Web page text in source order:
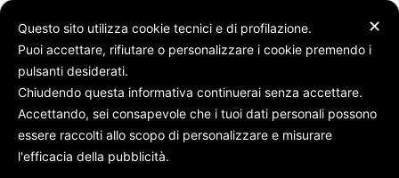
Teatro del sorriso ettore budano
Tag:teatro del sorriso ettore
✕
Questo sito utilizza cookie tecnici e di profilazione.
Puoi accettare, rifiutare o personalizzare i cookie premendo i
pulsanti desiderati.
Chiudendo questa informativa continuerai senza accettare.
Accettando, sei consapevole che i tuoi dati personali possono
essere raccolti allo scopo di personalizzare e misurare
l'efficacia della pubblicità.